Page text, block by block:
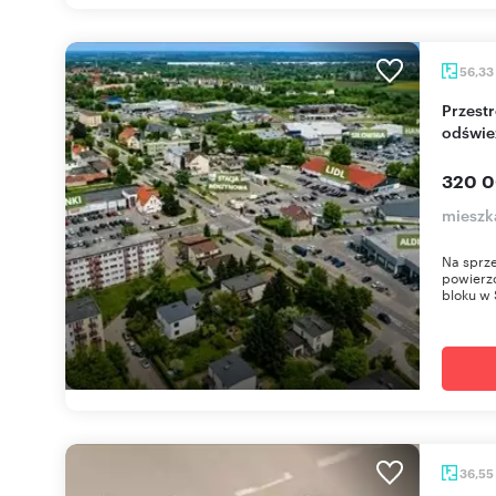
56,33
Przestronne 3-pokojowe mieszkanie z
320
Na
bloku w
36,55